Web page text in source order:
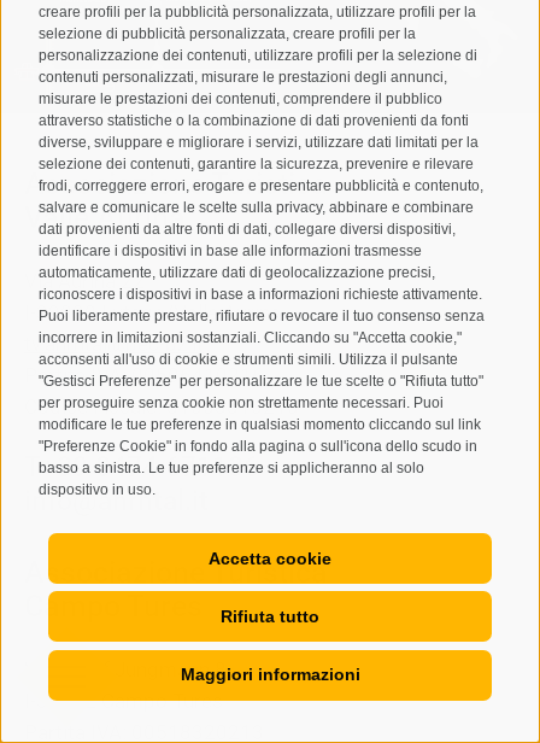
creare profili per la pubblicità personalizzata, utilizzare profili per la
selezione di pubblicità personalizzata, creare profili per la
personalizzazione dei contenuti, utilizzare profili per la selezione di
contenuti personalizzati, misurare le prestazioni degli annunci,
misurare le prestazioni dei contenuti, comprendere il pubblico
attraverso statistiche o la combinazione di dati provenienti da fonti
diverse, sviluppare e migliorare i servizi, utilizzare dati limitati per la
selezione dei contenuti, garantire la sicurezza, prevenire e rilevare
frodi, correggere errori, erogare e presentare pubblicità e contenuto,
salvare e comunicare le scelte sulla privacy, abbinare e combinare
dati provenienti da altre fonti di dati, collegare diversi dispositivi,
identificare i dispositivi in base alle informazioni trasmesse
automaticamente, utilizzare dati di geolocalizzazione precisi,
riconoscere i dispositivi in base a informazioni richieste attivamente.
Puoi liberamente prestare, rifiutare o revocare il tuo consenso senza
incorrere in limitazioni sostanziali. Cliccando su "Accetta cookie,"
acconsenti all'uso di cookie e strumenti simili. Utilizza il pulsante
"Gestisci Preferenze" per personalizzare le tue scelte o "Rifiuta tutto"
per proseguire senza cookie non strettamente necessari. Puoi
modificare le tue preferenze in qualsiasi momento cliccando sul link
"Preferenze Cookie" in fondo alla pagina o sull'icona dello scudo in
basso a sinistra. Le tue preferenze si applicheranno al solo
dispositivo in uso.
Accetta cookie
Rifiuta tutto
Maggiori informazioni
Associazione Turistica
Valle Aurina
Via Aurina 22
I-39030 Lutago/Valle Aurina
tv.ahrntal@pec-bz.it
Partita IVA: 00506410216
Codice Fiscale: 81008810210
T+39 0474 671136
info@ahrntal.it
Associazione Turistica
Campo Tures
Via Josef Jungmann 8
I-39032 Campo Tures